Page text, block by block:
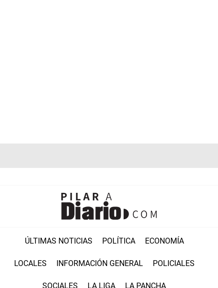
ÚLTIMAS NOTICIAS POLÍTICA ECONOMÍA
LOCALES INFORMACIÓN GENERAL POLICIALES
SOCIALES LA LIGA LA PANCHA